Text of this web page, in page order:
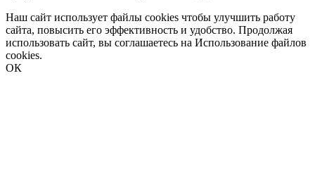
Наш сайт использует файлы cookies чтобы улучшить работу
сайта, повысить его эффективность и удобство. Продолжая
использовать сайт, вы соглашаетесь на Использование файлов
cookies.
ОК